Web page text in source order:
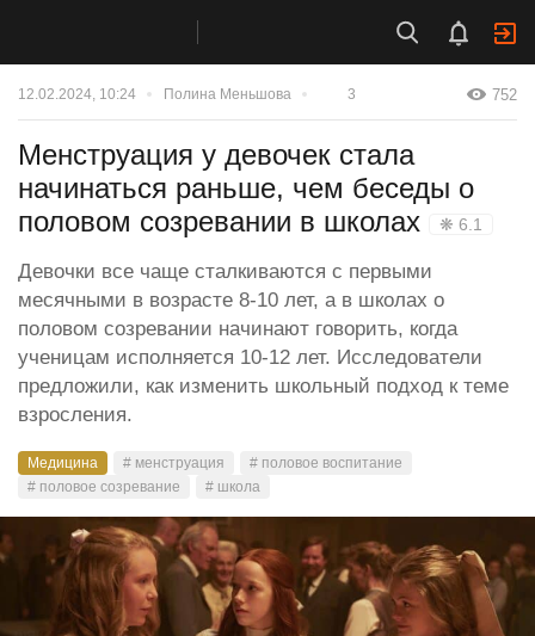
12.02.2024, 10:24 Полина Меньшова 3 752
Менструация у девочек стала
начинаться раньше, чем беседы о
половом созревании в школах
❋ 6.1
Девочки все чаще сталкиваются с первыми
месячными в возрасте 8-10 лет, а в школах о
половом созревании начинают говорить, когда
ученицам исполняется 10-12 лет. Исследователи
предложили, как изменить школьный подход к теме
взросления.
Медицина # менструация
# половое воспитание
# половое созревание
# школа